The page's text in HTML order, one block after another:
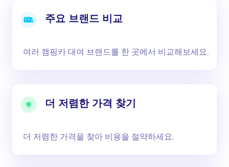
주요 브랜드 비교
여러 캠핑카 대여 브랜드를 한 곳에서 비교해보세요.
더 저렴한 가격 찾기
더 저렴한 가격을 찾아 비용을 절약하세요.